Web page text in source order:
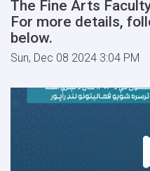
The Fine Arts
For more details,
below.
Sun, Dec 08 2024 3:04 PM